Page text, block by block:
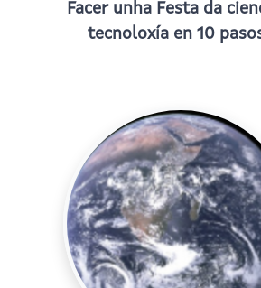
Facer unha Festa da
tecnoloxía en 10